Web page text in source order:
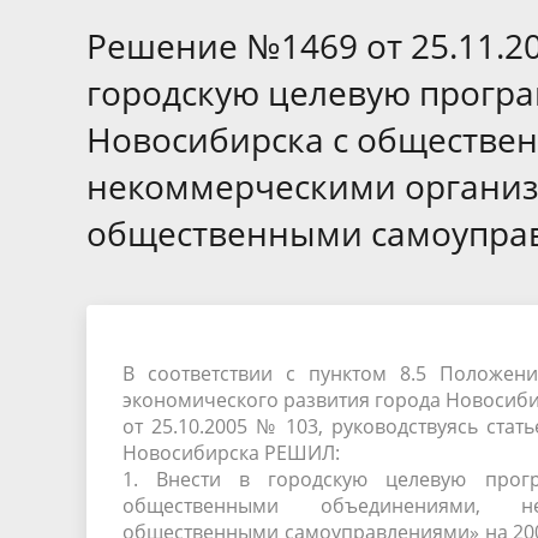
Отчет о работе
муниципальной службы
фактах
Решение №1469 от
городскую целевую
Новосибирска с
некоммерческими
общественными
В соответствии с пунктом 8.5
экономического развития города
от 25.10.2005 № 103, руководствуясь
Новосибирска РЕШИЛ:
1. Внести в городскую целевую
общественными объединениями,
общественными самоуправлениями» на